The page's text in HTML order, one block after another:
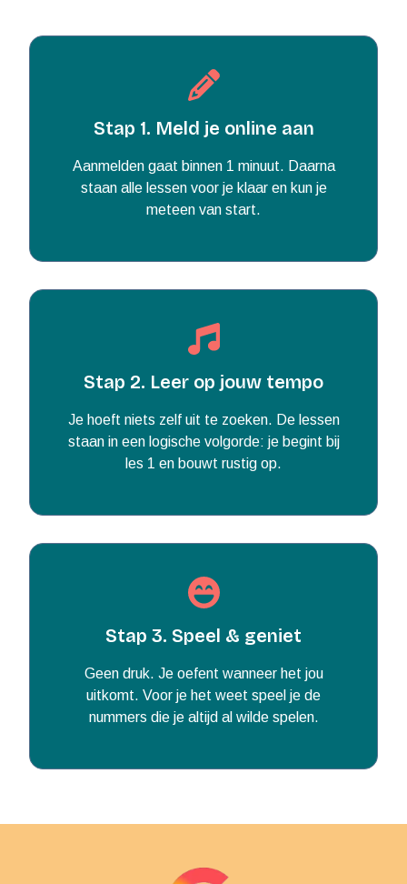
Stap 1. Meld je online aan
Aanmelden gaat binnen 1 minuut. Daarna
staan alle lessen voor je klaar en kun je
meteen van start.
Stap 2. Leer op jouw tempo
Je hoeft niets zelf uit te zoeken. De lessen
staan in een logische volgorde: je begint bij
les 1 en bouwt rustig op.
Stap 3. Speel & geniet
Geen druk. Je oefent wanneer het jou
uitkomt. Voor je het weet speel je de
nummers die je altijd al wilde spelen.